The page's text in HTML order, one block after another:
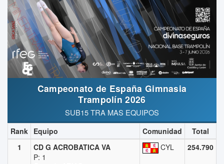
Campeonato de España Gimnasia
Trampolín 2026
SUB15 TRA MAS EQUIPOS
Rank Equipo Comunidad
Total
1
CD G ACROBATICA VA
P: 1
CYL 254.790